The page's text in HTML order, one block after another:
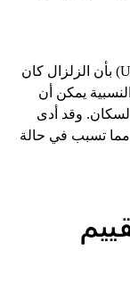
أفاد مركز المسح الجيولوجي الأمريكي (USGS) بأن الزلزال كان
النسبية يمكن أن
وقد أدى
مما تسبب في حالة